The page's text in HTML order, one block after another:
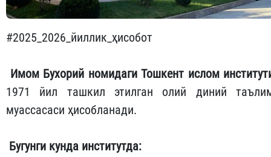
#2025_2026_йиллик_ҳисобот
Имом Бухорий номидаги Тошкент ислом
1971 йил ташкил этилган олий диний
муассасаси ҳисобланади.
Бугунги кунда институтда: